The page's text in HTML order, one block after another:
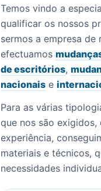
Temos vindo a
qualificar os nossos
sermos a empresa de
efectuamos
de escritórios,
nacionais e
Para as várias
que nos são
experiência,
materiais e técnicos,
necessidades